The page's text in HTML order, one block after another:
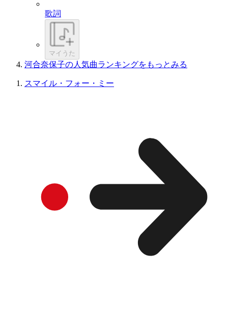
歌詞
マイうた
河合奈保子の人気曲ランキングをもっとみる
スマイル・フォー・ミー